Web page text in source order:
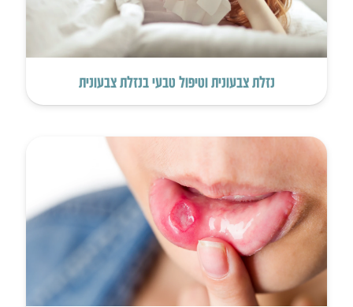
נזלת צבעונית וטיפול טבעי בנזלת צבעונית